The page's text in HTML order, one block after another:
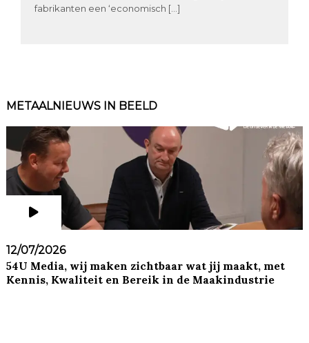
fabrikanten een ‘economisch […]
METAALNIEUWS IN BEELD
12/07/2026
54U Media, wij maken zichtbaar wat jij maakt, met
Kennis, Kwaliteit en Bereik in de Maakindustrie